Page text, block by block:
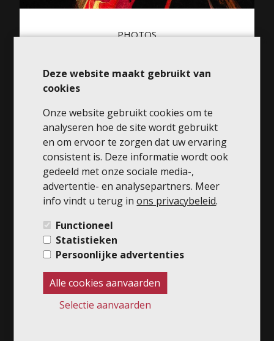
MEDIA
PHOTOS
Deze website maakt gebruikt van
cookies
Onze website gebruikt cookies om te
analyseren hoe de site wordt gebruikt
en om ervoor te zorgen dat uw ervaring
consistent is. Deze informatie wordt ook
gedeeld met onze sociale media-,
advertentie- en analysepartners. Meer
info vindt u terug in ons privacybeleid.
Functioneel
Statistieken
Persoonlijke advertenties
Alle cookies aanvaarden
Selectie aanvaarden